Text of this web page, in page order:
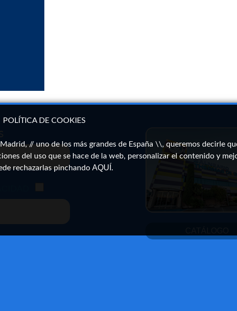
POLÍTICA DE COOKIES
// uno de los más grandes de España \\, queremos decirle
del uso que se hace de la web, personalizar el contenido y
rechazarlas pinchando AQUÍ .